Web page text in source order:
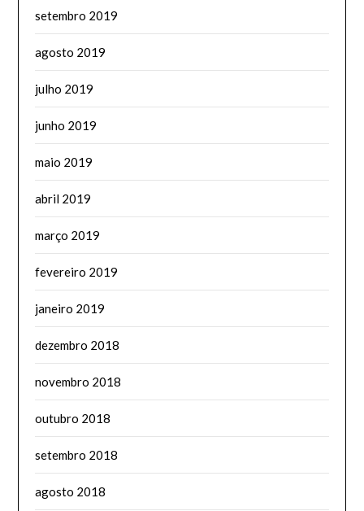
setembro 2019
agosto 2019
julho 2019
junho 2019
maio 2019
abril 2019
março 2019
fevereiro 2019
janeiro 2019
dezembro 2018
novembro 2018
outubro 2018
setembro 2018
agosto 2018